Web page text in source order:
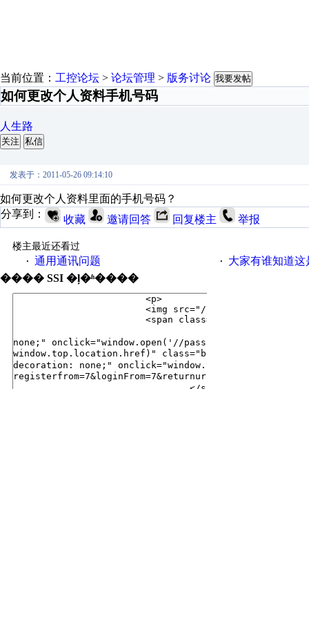
当前位置： 工控论坛 > 论坛管理 > 版务讨论 我要发帖
如何更改个人资料手机号码
人生路
关注 私信
发表于：2011-05-26 09:14:10
如何更改个人资料里面的手机号码？
分享到：
收藏 邀请回答 回复楼主 举报
楼主最近还看过
· 通用通讯问题 ·
大家有谁知道
���� SSI �ļ�ʱ����